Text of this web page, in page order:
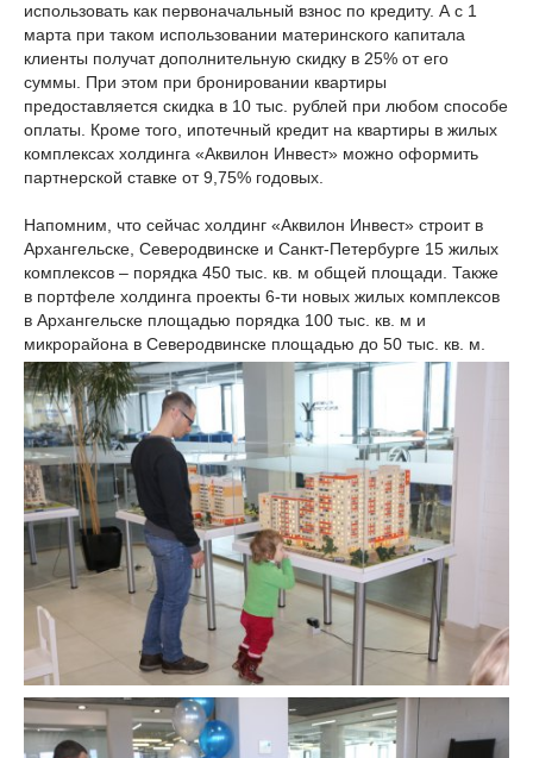
использовать как первоначальный взнос по кредиту. А с 1
марта при таком использовании материнского капитала
клиенты получат дополнительную скидку в 25% от его
суммы. При этом при бронировании квартиры
предоставляется скидка в 10 тыс. рублей при любом способе
оплаты. Кроме того, ипотечный кредит на квартиры в жилых
комплексах холдинга «Аквилон Инвест» можно оформить
партнерской ставке от 9,75% годовых.
Напомним, что сейчас холдинг «Аквилон Инвест» строит в
Архангельске, Северодвинске и Санкт-Петербурге 15 жилых
комплексов – порядка 450 тыс. кв. м общей площади. Также
в портфеле холдинга проекты 6-ти новых жилых комплексов
в Архангельске площадью порядка 100 тыс. кв. м и
микрорайона в Северодвинске площадью до 50 тыс. кв. м.